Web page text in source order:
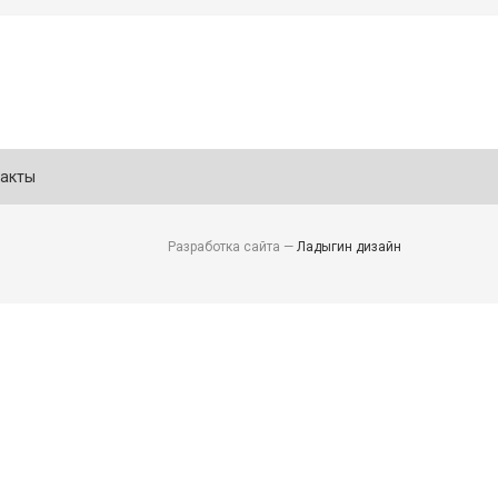
Разработка сайта — Ладыгин дизайн